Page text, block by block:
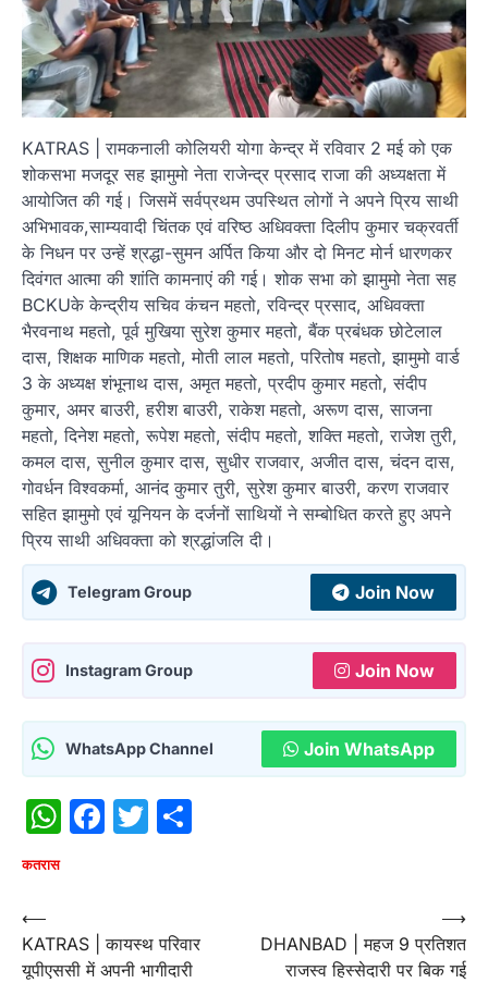
KATRAS | रामकनाली कोलियरी योगा केन्द्र में रविवार 2 मई को एक
शोकसभा मजदूर सह झामुमो नेता राजेन्द्र प्रसाद राजा की अध्यक्षता में
आयोजित की गई। जिसमें सर्वप्रथम उपस्थित लोगों ने अपने प्रिय साथी
अभिभावक,साम्यवादी चिंतक एवं वरिष्ठ अधिवक्ता दिलीप कुमार चक्रवर्ती
के निधन पर उन्हें श्रद्धा-सुमन अर्पित किया और दो मिनट मोर्न धारणकर
दिवंगत आत्मा की शांति कामनाएं की गई। शोक सभा को झामुमो नेता सह
BCKUके केन्द्रीय सचिव कंचन महतो, रविन्द्र प्रसाद, अधिवक्ता
भैरवनाथ महतो, पूर्व मुखिया‌ सुरेश कुमार महतो, बैंक प्रबंधक छोटेलाल
दास, शिक्षक माणिक महतो, मोती लाल महतो, परितोष महतो, झामुमो वार्ड
3 के अध्यक्ष शंभूनाथ दास, अमृत महतो, प्रदीप कुमार महतो, संदीप
कुमार, अमर बाउरी, हरीश बाउरी, राकेश महतो, अरूण दास, साजना
महतो, दिनेश महतो, रूपेश महतो, संदीप महतो, शक्ति महतो, राजेश तुरी,
कमल दास, सुनील कुमार दास, सुधीर राजवार, अजीत दास, चंदन दास,
गोवर्धन विश्वकर्मा, आनंद कुमार तुरी, सुरेश कुमार बाउरी, करण राजवार
सहित झामुमो एवं यूनियन के दर्जनों साथियों ने सम्बोधित करते हुए अपने
प्रिय साथी अधिवक्ता को श्रद्धांजलि दी।
Telegram Group Join Now
Instagram Group Join Now
WhatsApp Channel Join WhatsApp
WhatsApp
Facebook
Twitter
कतरास
Post
navigation
⟵
KATRAS | कायस्थ परिवार
यूपीएससी में अपनी भागीदारी
DHANBAD | महज 9 प्रतिशत
राजस्व हिस्सेदारी पर बिक गई
⟶